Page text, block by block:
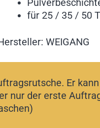
für 25 / 35 / 50
WEIGANG
Er
nur der erste